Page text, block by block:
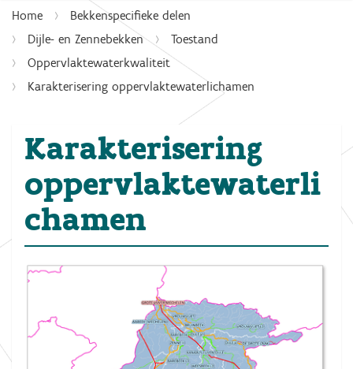
Home
Bekkenspecifieke delen
Dijle- en Zennebekken
Toestand
Oppervlaktewaterkwaliteit
Karakterisering oppervlaktewaterlichamen
Karakterisering
oppervlaktewaterli
chamen